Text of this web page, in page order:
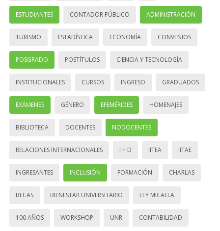
ESTUDIANTES CONTADOR PÚBLICO ADMINISTRACIÓN
TURISMO ESTADÍSTICA ECONOMÍA CONVENIOS
POSGRADO POSTÍTULOS CIENCIA Y TECNOLOGÍA
INSTITUCIONALES CURSOS INGRESO GRADUADOS
EXÁMENES GÉNERO EFEMÉRIDES HOMENAJES
BIBLIOTECA DOCENTES NODOCENTES
RELACIONES INTERNACIONALES I + D IITEA IITAE
INGRESANTES INCLUSIÓN FORMACIÓN CHARLAS
BECAS BIENESTAR UNIVERSITARIO LEY MICAELA
100 AÑOS WORKSHOP UNR CONTABILIDAD